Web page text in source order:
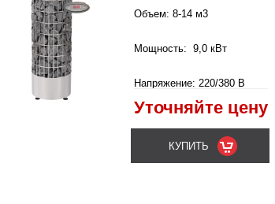
Объем: 8-14 м3
Мощность: 9,0 кВт
Напряжение: 220/380 В
Управление: Выносное
(входит в комплект)
Уточняйте цену